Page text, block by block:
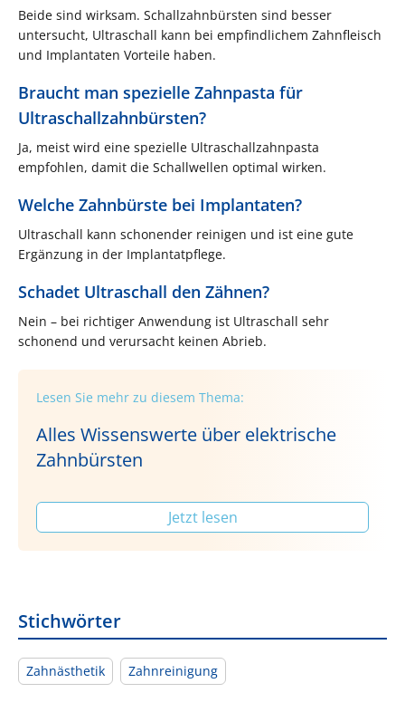
Beide sind wirksam. Schallzahnbürsten sind besser
untersucht, Ultraschall kann bei empfindlichem Zahnfleisch
und Implantaten Vorteile haben.
Braucht man spezielle Zahnpasta für
Ultraschallzahnbürsten?
Ja, meist wird eine spezielle Ultraschallzahnpasta
empfohlen, damit die Schallwellen optimal wirken.
Welche Zahnbürste bei Implantaten?
Ultraschall kann schonender reinigen und ist eine gute
Ergänzung in der Implantatpflege.
Schadet Ultraschall den Zähnen?
Nein – bei richtiger Anwendung ist Ultraschall sehr
schonend und verursacht keinen Abrieb.
Lesen Sie mehr zu diesem Thema:
Alles Wissenswerte über elektrische
Zahnbürsten
Jetzt lesen
Stichwörter
Zahnästhetik Zahnreinigung